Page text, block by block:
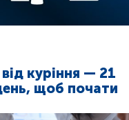
куріння — 21
щоб почати